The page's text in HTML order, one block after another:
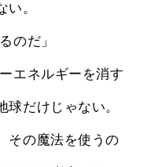
。
のだ」
だけじゃない。
その魔法を使うの